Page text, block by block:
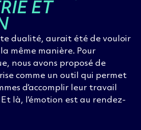
ET
dualité, aurait été de vouloir
même manière. Pour
nous avons proposé de
comme un outil qui permet
d’accomplir leur travail
là, l’émotion est au rendez-